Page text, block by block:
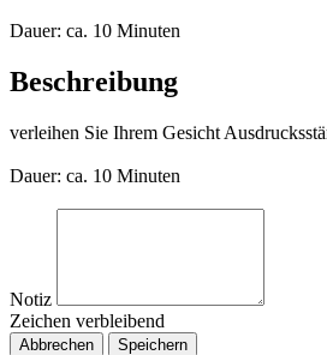
Dauer: ca. 10 Minuten
Beschreibung
verleihen Sie Ihrem Gesicht
Dauer: ca. 10 Minuten
Notiz
Zeichen verbleibend
Abbrechen Speichern